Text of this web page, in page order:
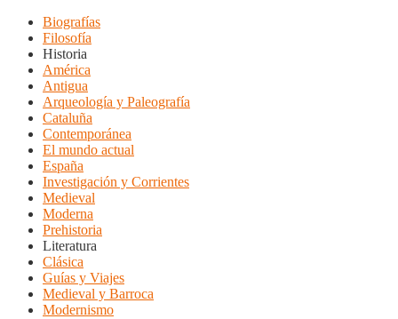
Biografías
Filosofía
Historia
América
Antigua
Arqueología y Paleografía
Cataluña
Contemporánea
El mundo actual
España
Investigación y Corrientes
Medieval
Moderna
Prehistoria
Literatura
Clásica
Guías y Viajes
Medieval y Barroca
Modernismo